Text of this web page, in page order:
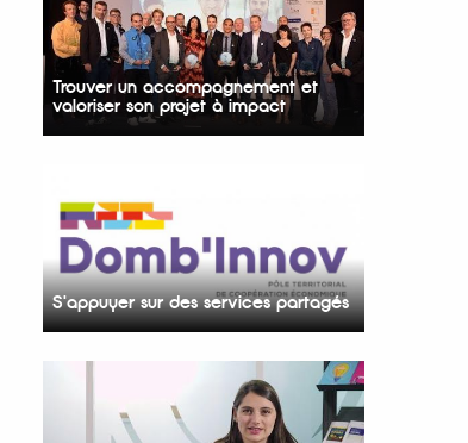
Trouver un accompagnement et
valoriser son projet à impact
S'appuyer sur des services partagés